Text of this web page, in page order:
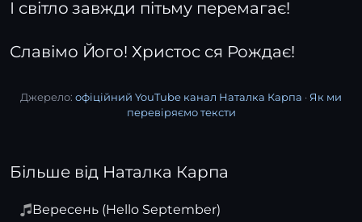
І світло завжди пітьму перемагає!
Славімо Його! Христос ся Рождає!
Джерело: офіційний YouTube канал Наталка Карпа · Як ми
перевіряємо тексти
Більше від Наталка Карпа
Вересень (Hello September)